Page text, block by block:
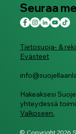
Tietosuoja- &
Evästeet
Hakeaksesi
yhteydessä
Valkoseen.
© Copyright 2026
Seuraa